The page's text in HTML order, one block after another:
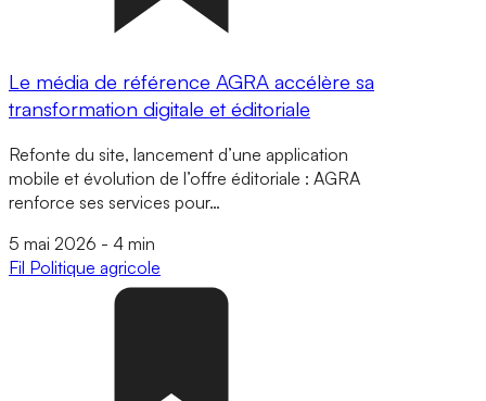
Le média de référence AGRA accélère sa
transformation digitale et éditoriale
Refonte du site, lancement d’une application
mobile et évolution de l’offre éditoriale : AGRA
renforce ses services pour…
5 mai 2026 - 4 min
Fil Politique agricole